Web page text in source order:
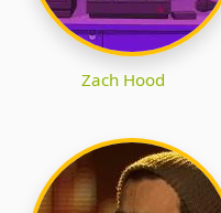
Zach Hood